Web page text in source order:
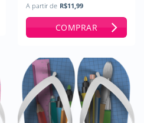
A partir de R$11,99
COMPRAR